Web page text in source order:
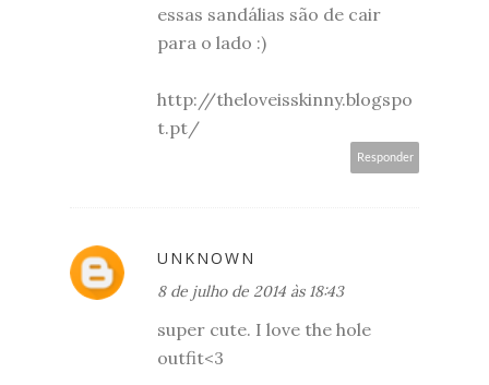
essas sandálias são de cair
para o lado :)
http://theloveisskinny.blogspo
t.pt/
Responder
UNKNOWN
8 de julho de 2014 às 18:43
super cute. I love the hole
outfit<3